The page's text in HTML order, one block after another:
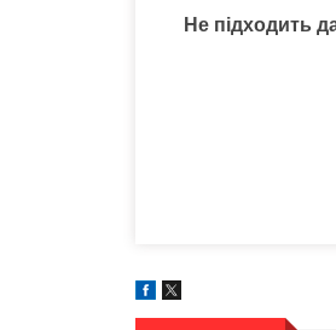
Не підходить